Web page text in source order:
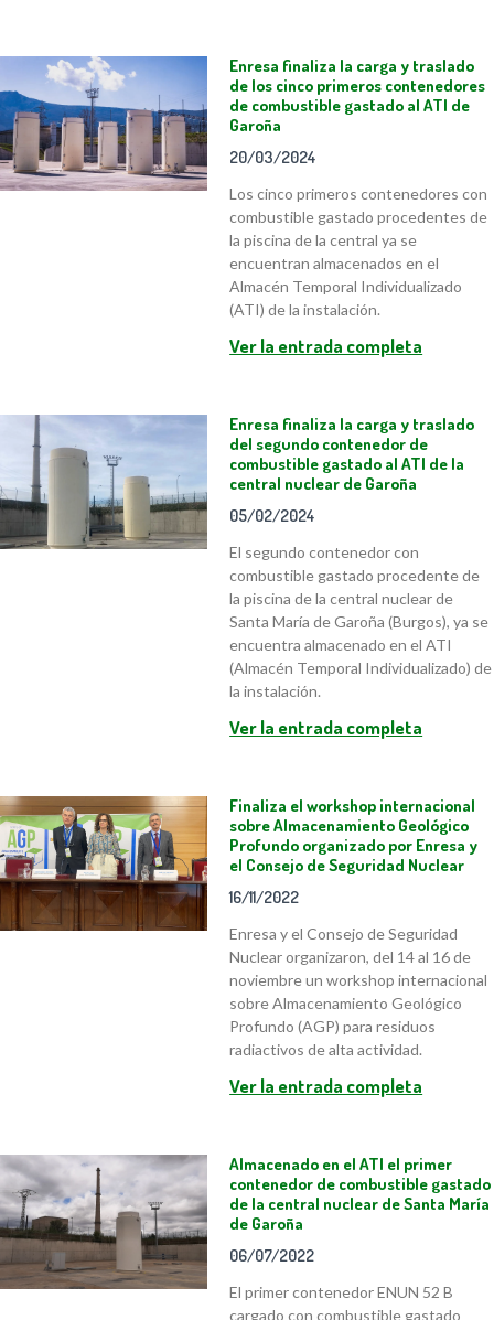
Enresa finaliza la carga y traslado
de los cinco primeros contenedores
de combustible gastado al ATI de
Garoña
20/03/2024
Los cinco primeros contenedores con
combustible gastado procedentes de
la piscina de la central ya se
encuentran almacenados en el
Almacén Temporal Individualizado
(ATI) de la instalación.
Ver la entrada completa
Enresa finaliza la carga y traslado
del segundo contenedor de
combustible gastado al ATI de la
central nuclear de Garoña
05/02/2024
El segundo contenedor con
combustible gastado procedente de
la piscina de la central nuclear de
Santa María de Garoña (Burgos), ya se
encuentra almacenado en el ATI
(Almacén Temporal Individualizado) de
la instalación.
Ver la entrada completa
Finaliza el workshop internacional
sobre Almacenamiento Geológico
Profundo organizado por Enresa y
el Consejo de Seguridad Nuclear
16/11/2022
Enresa y el Consejo de Seguridad
Nuclear organizaron, del 14 al 16 de
noviembre un workshop internacional
sobre Almacenamiento Geológico
Profundo (AGP) para residuos
radiactivos de alta actividad.
Ver la entrada completa
Almacenado en el ATI el primer
contenedor de combustible gastado
de la central nuclear de Santa María
de Garoña
06/07/2022
El primer contenedor ENUN 52 B
cargado con combustible gastado